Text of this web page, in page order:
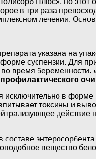
в три раза
лечении.
указана на
суспензии. Для
время беременности.
в форме
токсины и
действие
вещество